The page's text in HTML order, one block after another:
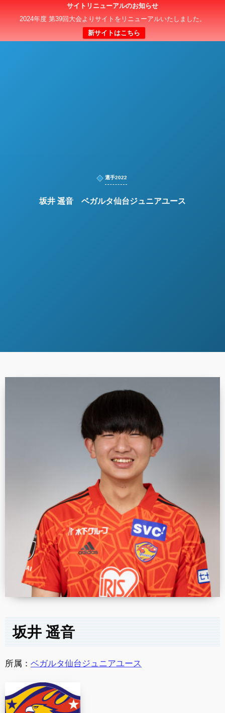
サイトリニューアルのお知らせ
2024年度 第39回大会よりサイトをリニューアルいたしました。
新サイトはこちら
日本クラブユースサッカー選手権（U-15）大会
選手2022
坂井 遥音 ベガルタ仙台ジュニアユース
坂井 遥音
所属： ベガルタ仙台ジュニアユース